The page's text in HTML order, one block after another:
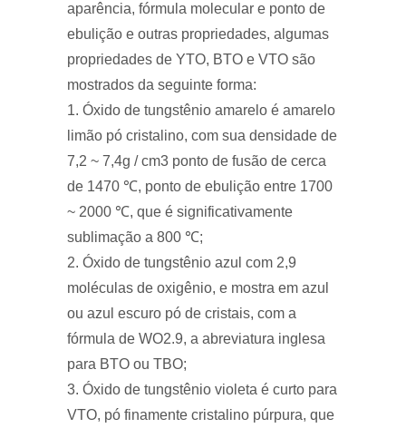
aparência, fórmula molecular e ponto de
ebulição e outras propriedades, algumas
propriedades de YTO, BTO e VTO são
mostrados da seguinte forma:
1. Óxido de tungstênio amarelo é amarelo
limão pó cristalino, com sua densidade de
7,2 ~ 7,4g / cm3 ponto de fusão de cerca
de 1470 ℃, ponto de ebulição entre 1700
~ 2000 ℃, que é significativamente
sublimação a 800 ℃;
2. Óxido de tungstênio azul com 2,9
moléculas de oxigênio, e mostra em azul
ou azul escuro pó de cristais, com a
fórmula de WO2.9, a abreviatura inglesa
para BTO ou TBO;
3. Óxido de tungstênio violeta é curto para
VTO, pó finamente cristalino púrpura, que